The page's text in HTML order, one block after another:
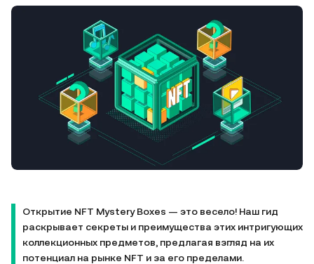
Открытие NFT Mystery Boxes — это весело! Наш гид
раскрывает секреты и преимущества этих интригующих
коллекционных предметов, предлагая взгляд на их
потенциал на рынке NFT и за его пределами.